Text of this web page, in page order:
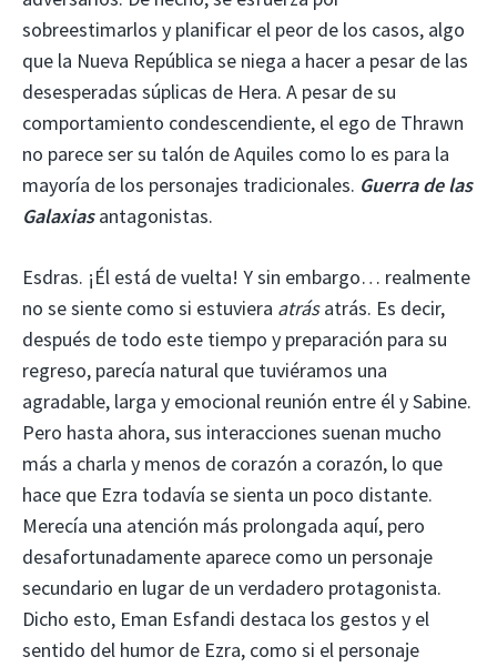
sobreestimarlos y planificar el peor de los casos, algo
que la Nueva República se niega a hacer a pesar de las
desesperadas súplicas de Hera. A pesar de su
comportamiento condescendiente, el ego de Thrawn
no parece ser su talón de Aquiles como lo es para la
mayoría de los personajes tradicionales. Guerra de las
Galaxiasantagonistas.
Esdras. ¡Él está de vuelta! Y sin embargo… realmente
no se siente como si estuviera atrásatrás. Es decir,
después de todo este tiempo y preparación para su
regreso, parecía natural que tuviéramos una
agradable, larga y emocional reunión entre él y Sabine.
Pero hasta ahora, sus interacciones suenan mucho
más a charla y menos de corazón a corazón, lo que
hace que Ezra todavía se sienta un poco distante.
Merecía una atención más prolongada aquí, pero
desafortunadamente aparece como un personaje
secundario en lugar de un verdadero protagonista.
Dicho esto, Eman Esfandi destaca los gestos y el
sentido del humor de Ezra, como si el personaje